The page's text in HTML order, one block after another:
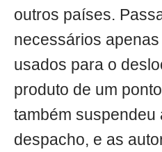
outros países.
necessários
usados para o
produto de um
também suspendeu
despacho, e as